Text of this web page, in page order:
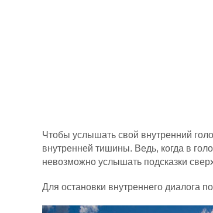
Чтобы услышать свой внутренний
внутренней тишины. Ведь, когда в
невозможно услышать подсказки
Для остановки внутреннего диалога